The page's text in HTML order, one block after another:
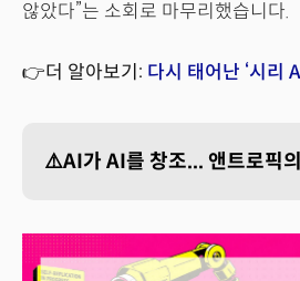
않았다”는 소회로 마무리했습니다.
👉더 알아보기: 다시 태어난 ‘시리
⚠️AI가 AI를 창조... 앤트로픽